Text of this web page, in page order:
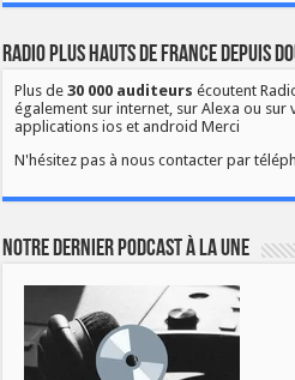
Radio Plus Hauts de France depuis
Plus de30 000 auditeurs écoutent
également sur internet, sur Alexa ou
applications ios et android Merci
N'hésitez pas à nous contacter par
Notre dernier podcast à la une